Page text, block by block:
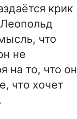
крик
что
не
на то, что он
что хочет